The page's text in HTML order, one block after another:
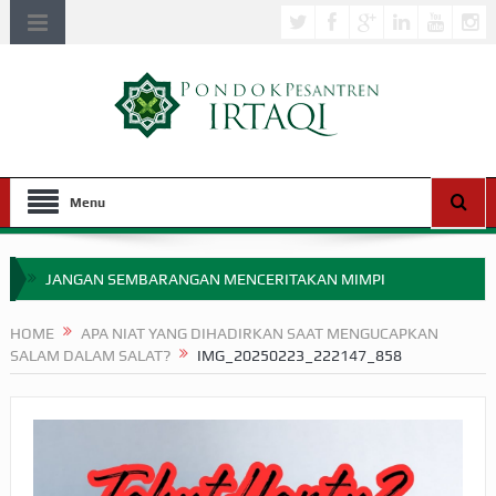
Menu
JANGAN SEMBARANGAN MENCERITAKAN MIMPI
MIMPI YANG DIABAIKAN MENJELANG PERANG BADAR
HAKIKAT NIKMAT DI DUNIA!
HOME
APA NIAT YANG DIHADIRKAN SAAT MENGUCAPKAN
SALAM DALAM SALAT?
IMG_20250223_222147_858